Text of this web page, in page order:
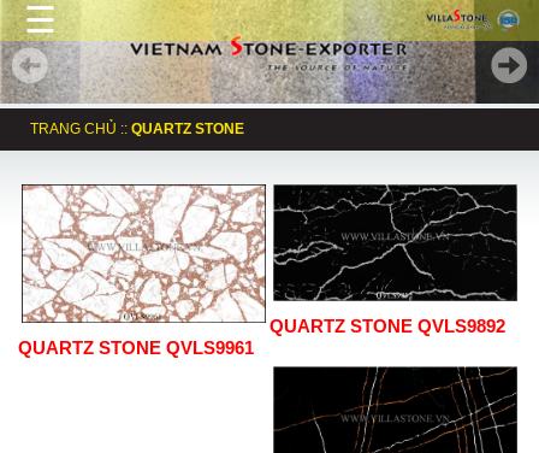
☰
TRANG CHỦ :: QUARTZ STONE
QUARTZ STONE QVLS9961
QUARTZ STONE QVLS9892